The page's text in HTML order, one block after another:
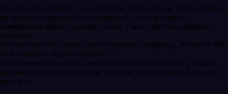
Відсутність контакту з однолітками: немає друзів, зідзвонювань,
не ведеться переписка у соцмережах, похід до школи і
повернення звідти наодинці, немає у кого запитати домашнє
завдання.
Психосоматичні ознаки: часті хвороби, наприклад, ломота в тілі,
болі в животі, вірусні інфекції.
Обмальовані руки або специфічні малюнки на полях у зошиті.
Бажання іти до школи іншою дорогою, аніж та, якою йдуть усі
інші діти.